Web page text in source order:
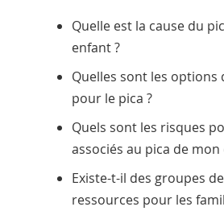
Quelle est la cause du
enfant ?
Quelles sont les
pour le pica ?
Quels sont les risques
associés au pica de mon
Existe-t-il des groupes
ressources pour les